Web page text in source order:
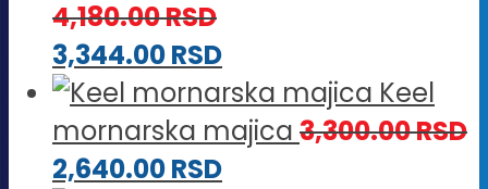
4,180.00RSD
3,344.00RSD
Keel
mornarska majica 3,300.00RSD
2,640.00RSD